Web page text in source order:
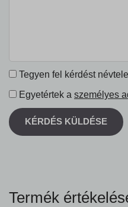
Tegyen fel kérdést
Egyetértek a személyes
KÉRDÉS KÜLDÉSE
Termék